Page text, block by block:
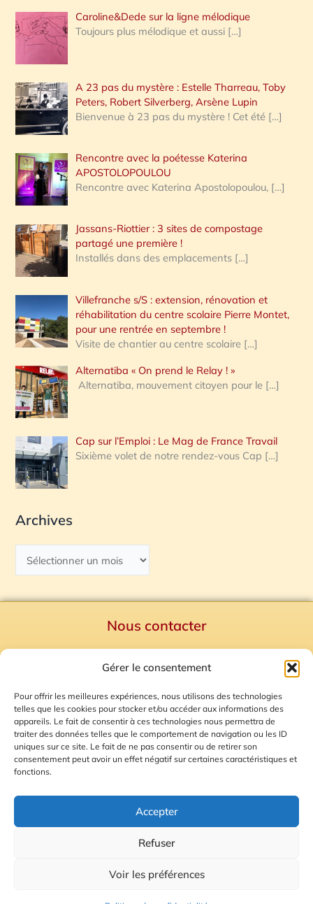
Gérer le consentement
Pour offrir les meilleures expériences, nous utilisons des technologies
telles que les cookies pour stocker et/ou accéder aux informations des
appareils. Le fait de consentir à ces technologies nous permettra de
traiter des données telles que le comportement de navigation ou les ID
uniques sur ce site. Le fait de ne pas consentir ou de retirer son
consentement peut avoir un effet négatif sur certaines caractéristiques et
fonctions.
Accepter
Refuser
Voir les préférences
Caroline&Dede sur la ligne mélodique
Toujours plus mélodique et aussi […]
A 23 pas du mystère : Estelle Tharreau, Toby
Peters, Robert Silverberg, Arsène Lupin
Bienvenue à 23 pas du mystère ! Cet été […]
Rencontre avec la poétesse Katerina
APOSTOLOPOULOU
Rencontre avec Katerina Apostolopoulou, […]
Jassans-Riottier : 3 sites de compostage
partagé une première !
Installés dans des emplacements […]
Villefranche s/S : extension, rénovation et
réhabilitation du centre scolaire Pierre Montet,
pour une rentrée en septembre !
Visite de chantier au centre scolaire […]
Alternatiba « On prend le Relay ! »
Alternatiba, mouvement citoyen pour le […]
Cap sur l’Emploi : Le Mag de France Travail
Sixième volet de notre rendez-vous Cap […]
Archives
Nous contacter
Mentions Légales
Plan du site
Gestion des Cookies
© 2026 Radio Calade